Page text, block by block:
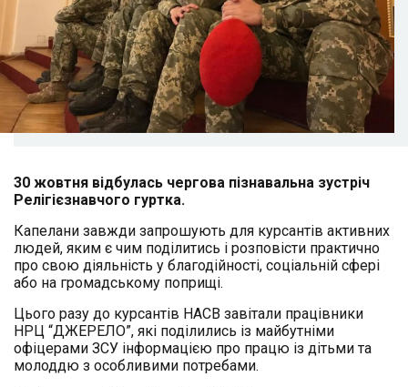
30 жовтня відбулась чергова пізнавальна зустріч
Релігієзнавчого гуртка.
Капелани завжди запрошують для курсантів активних
людей, яким є чим поділитись і розповісти практично
про свою діяльність у благодійності, соціальній сфері
або на громадському поприщі.
Цього разу до курсантів НАСВ завітали працівники
НРЦ “ДЖЕРЕЛО”, які поділились із майбутніми
офіцерами ЗСУ інформацією про працю із дітьми та
молоддю з особливими потребами.